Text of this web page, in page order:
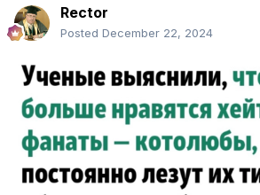
Rector
Posted December 22, 2024